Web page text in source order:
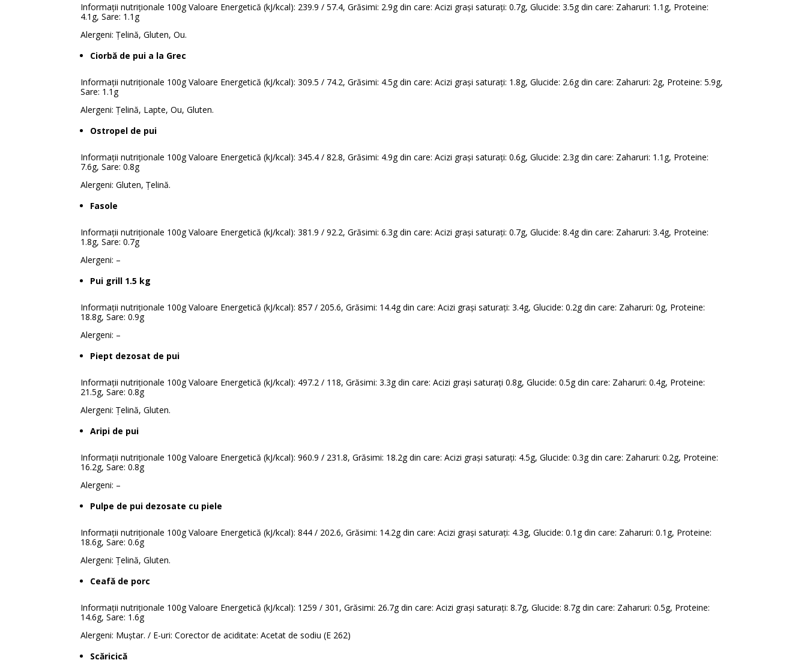
Informații nutriționale 100g Valoare Energetică (kJ/kcal): 239.9 / 57.4, Grăsimi: 2.9g din care: Acizi grași saturați: 0.7g, Glucide: 3.5g din care: Zaharuri: 1.1g, Proteine:
4.1g, Sare: 1.1g
Alergeni: Țelină, Gluten, Ou.
Ciorbă de pui a la Grec
Informații nutriționale 100g Valoare Energetică (kJ/kcal): 309.5 / 74.2, Grăsimi: 4.5g din care: Acizi grași saturați: 1.8g, Glucide: 2.6g din care: Zaharuri: 2g, Proteine: 5.9g,
Sare: 1.1g
Alergeni: Țelină, Lapte, Ou, Gluten.
Ostropel de pui
Informații nutriționale 100g Valoare Energetică (kJ/kcal): 345.4 / 82.8, Grăsimi: 4.9g din care: Acizi grași saturați: 0.6g, Glucide: 2.3g din care: Zaharuri: 1.1g, Proteine:
7.6g, Sare: 0.8g
Alergeni: Gluten, Țelină.
Fasole
Informații nutriționale 100g Valoare Energetică (kJ/kcal): 381.9 / 92.2, Grăsimi: 6.3g din care: Acizi grași saturați: 0.7g, Glucide: 8.4g din care: Zaharuri: 3.4g, Proteine:
1.8g, Sare: 0.7g
Alergeni: –
Pui grill 1.5 kg
Informații nutriționale 100g Valoare Energetică (kJ/kcal): 857 / 205.6, Grăsimi: 14.4g din care: Acizi grași saturați: 3.4g, Glucide: 0.2g din care: Zaharuri: 0g, Proteine:
18.8g, Sare: 0.9g
Alergeni: –
Piept dezosat de pui
Informații nutriționale 100g Valoare Energetică (kJ/kcal): 497.2 / 118, Grăsimi: 3.3g din care: Acizi grași saturați 0.8g, Glucide: 0.5g din care: Zaharuri: 0.4g, Proteine:
21.5g, Sare: 0.8g
Alergeni: Țelină, Gluten.
Aripi de pui
Informații nutriționale 100g Valoare Energetică (kJ/kcal): 960.9 / 231.8, Grăsimi: 18.2g din care: Acizi grași saturați: 4.5g, Glucide: 0.3g din care: Zaharuri: 0.2g, Proteine:
16.2g, Sare: 0.8g
Alergeni: –
Pulpe de pui dezosate cu piele
Informații nutriționale 100g Valoare Energetică (kJ/kcal): 844 / 202.6, Grăsimi: 14.2g din care: Acizi grași saturați: 4.3g, Glucide: 0.1g din care: Zaharuri: 0.1g, Proteine:
18.6g, Sare: 0.6g
Alergeni: Țelină, Gluten.
Ceafă de porc
Informații nutriționale 100g Valoare Energetică (kJ/kcal): 1259 / 301, Grăsimi: 26.7g din care: Acizi grași saturați: 8.7g, Glucide: 8.7g din care: Zaharuri: 0.5g, Proteine:
14.6g, Sare: 1.6g
Alergeni: Muștar. / E-uri: Corector de aciditate: Acetat de sodiu (E 262)
Scăricică